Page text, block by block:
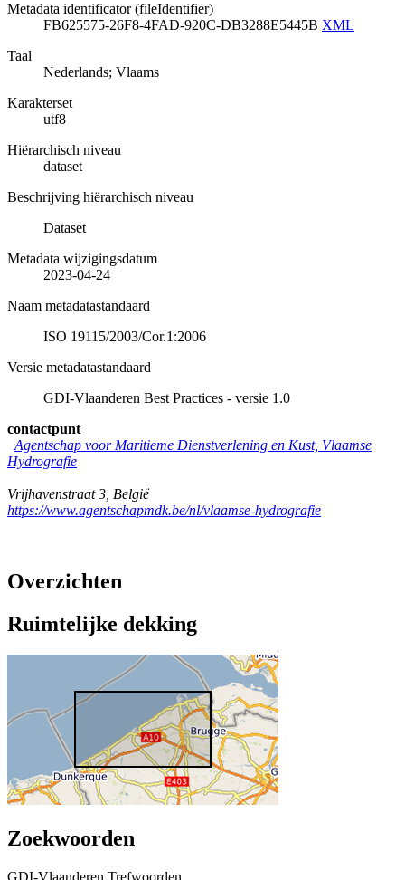
Metadata identificator (fileIdentifier)
FB625575-26F8-4FAD-920C-DB3288E5445B XML
Taal
Nederlands; Vlaams
Karakterset
utf8
Hiërarchisch niveau
dataset
Beschrijving hiërarchisch niveau
Dataset
Metadata wijzigingsdatum
2023-04-24
Naam metadatastandaard
ISO 19115/2003/Cor.1:2006
Versie metadatastandaard
GDI-Vlaanderen Best Practices - versie 1.0
contactpunt
Agentschap voor Maritieme Dienstverlening en Kust, Vlaamse
Hydrografie
Vrijhavenstraat 3, België
https://www.agentschapmdk.be/nl/vlaamse-hydrografie
Overzichten
Ruimtelijke dekking
Zoekwoorden
GDI-Vlaanderen Trefwoorden